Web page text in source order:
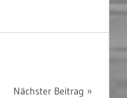
Nächster Beitrag